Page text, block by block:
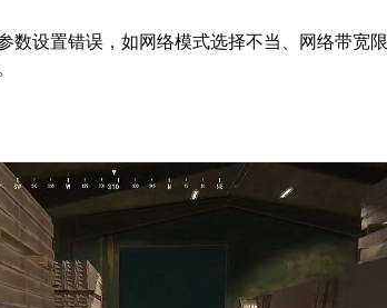
数设置错误，如网络模式选择不当、网络带宽